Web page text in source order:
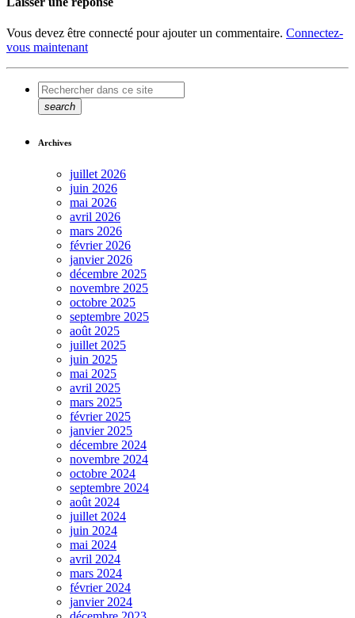
Vous devez être connecté pour ajouter un commentaire. Connectez-
vous maintenant
search
Archives
juillet 2026
juin 2026
mai 2026
avril 2026
mars 2026
février 2026
janvier 2026
décembre 2025
novembre 2025
octobre 2025
septembre 2025
août 2025
juillet 2025
juin 2025
mai 2025
avril 2025
mars 2025
février 2025
janvier 2025
décembre 2024
novembre 2024
octobre 2024
septembre 2024
août 2024
juillet 2024
juin 2024
mai 2024
avril 2024
mars 2024
février 2024
janvier 2024